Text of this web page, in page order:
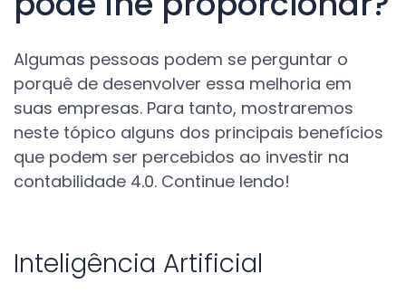
Algumas pessoas podem se perguntar o
porquê de desenvolver essa melhoria em
suas empresas. Para tanto, mostraremos
neste tópico alguns dos principais benefícios
que podem ser percebidos ao investir na
contabilidade 4.0. Continue lendo!
Inteligência Artificial